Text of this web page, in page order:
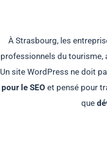
À Strasbourg, les
professionnels du tourisme,
Un site WordPress ne doit
pour le SEO et pensé pour
que